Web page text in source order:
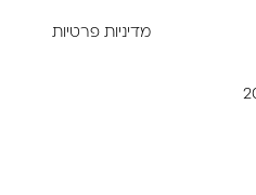
מדיניות פרטיות